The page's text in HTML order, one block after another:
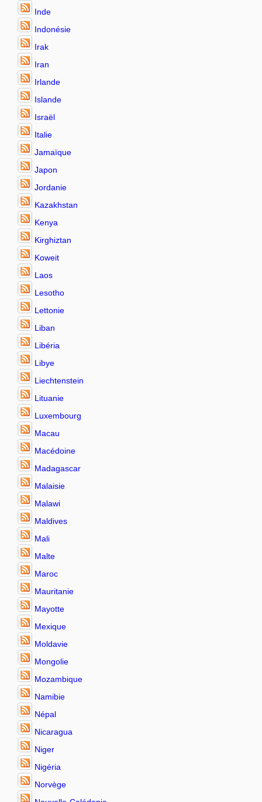
Inde
Indonésie
Irak
Iran
Irlande
Islande
Israël
Italie
Jamaïque
Japon
Jordanie
Kazakhstan
Kenya
Kirghiztan
Koweit
Laos
Lesotho
Lettonie
Liban
Libéria
Libye
Liechtenstein
Lituanie
Luxembourg
Macau
Macédoine
Madagascar
Malaisie
Malawi
Maldives
Mali
Malte
Maroc
Mauritanie
Mayotte
Mexique
Moldavie
Mongolie
Mozambique
Namibie
Népal
Nicaragua
Niger
Nigéria
Norvège